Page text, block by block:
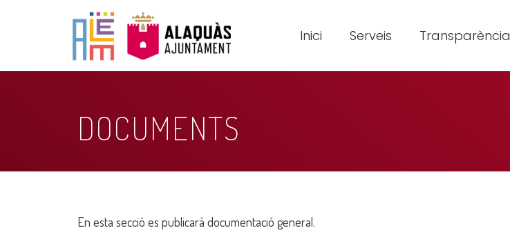
Inici Serveis Transparència
DOCUMENTS
En esta secció es publicarà documentació general.